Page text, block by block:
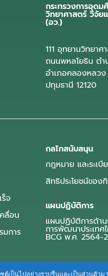
กระทรวงการอุดม
วิทยาศาสตร์ วิจัย
(อว.)
111 อุทยานวิทยาศ
ถนนพหลโยธิน ต
อำเภอคลองหลว
ปทุมธานี 12120
จ
ลื่อน
มการ
กลไกสนับสนุน
กฎหมาย และระเบี
สิทธิประโยชน์ของ
แผนปฏิบัติการ
แผนปฏิบัติการด้า
การพัฒนาประเทศ
BCG พ.ศ. 2564-
ซต์เป็นไปอย่างราบรื่นและเป็นส่วน